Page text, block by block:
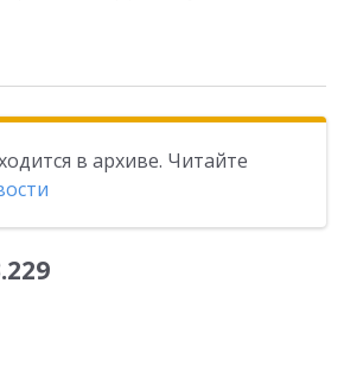
в архиве. Читайте